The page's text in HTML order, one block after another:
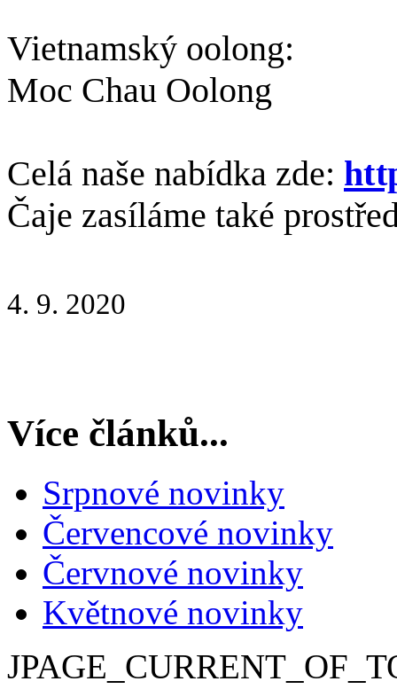
Vietnamský oolong:
Moc Chau Oolong
Celá naše nabídka zde:
Čaje zasíláme také
4. 9. 2020
Více článků...
Srpnové novinky
Červencové novinky
Červnové novinky
Květnové novinky